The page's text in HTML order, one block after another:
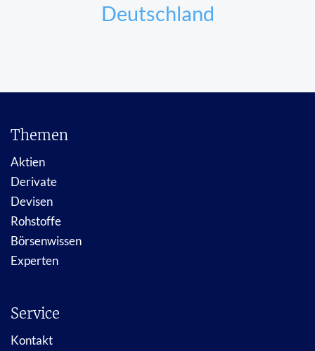
Deutschland
Themen
Aktien
Derivate
Devisen
Rohstoffe
Börsenwissen
Experten
Service
Kontakt